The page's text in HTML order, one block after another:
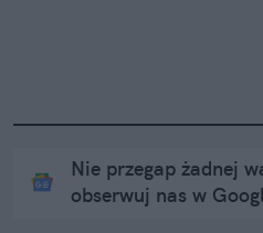
Nie przegap żadnej
obserwuj nas w